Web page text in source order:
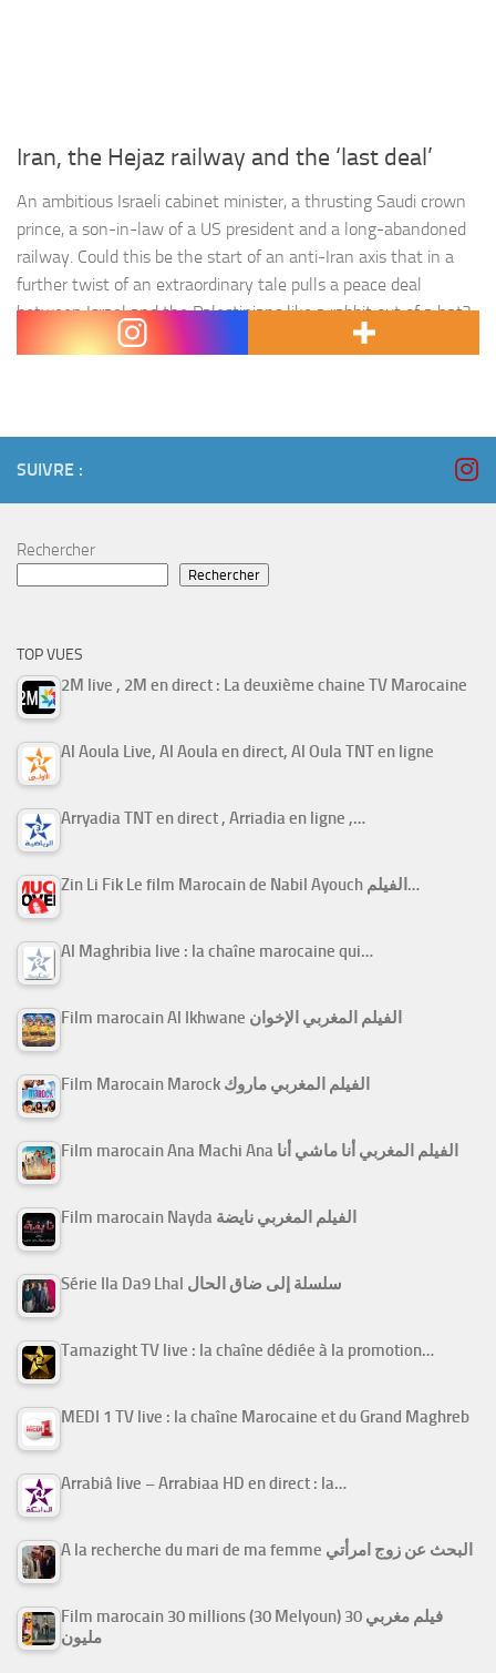
Iran, the Hejaz railway and the ‘last deal’
An ambitious Israeli cabinet minister, a thrusting Saudi crown
prince, a son-in-law of a US president and a long-abandoned
railway. Could this be the start of an anti-Iran axis that in a
further twist of an extraordinary tale pulls a peace deal
between Israel and the Palestinians like a rabbit out of a hat?
SUIVRE :
Rechercher
Rechercher
TOP VUES
2M live , 2M en direct : La deuxième chaine TV Marocaine
Al Aoula Live, Al Aoula en direct, Al Oula TNT en ligne
Arryadia TNT en direct , Arriadia en ligne ,…
Zin Li Fik Le film Marocain de Nabil Ayouch الفيلم…
Al Maghribia live : la chaîne marocaine qui…
Film marocain Al Ikhwane الفيلم المغربي الإخوان
Film Marocain Marock الفيلم المغربي ماروك
Film marocain Ana Machi Ana الفيلم المغربي أنا ماشي أنا
Film marocain Nayda الفيلم المغربي نايضة
Série Ila Da9 Lhal سلسلة إلى ضاق الحال
Tamazight TV live : la chaîne dédiée à la promotion…
MEDI 1 TV live : la chaîne Marocaine et du Grand Maghreb
Arrabiâ live – Arrabiaa HD en direct : la…
A la recherche du mari de ma femme البحث عن زوج امرأتي
Film marocain 30 millions (30 Melyoun) فيلم مغربي 30
مليون